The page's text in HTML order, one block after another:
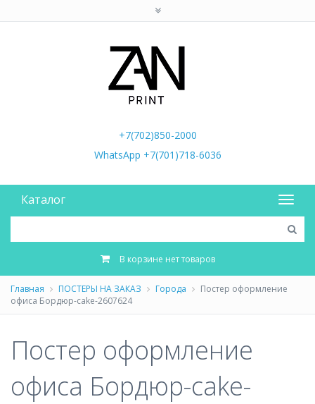
+7(702)850-2000
WhatsApp +7(701)718-6036
Каталог
В корзине нет товаров
Главная ПОСТЕРЫ НА ЗАКАЗ Города
Постер оформление
офиса Бордюр-cake-2607624
Постер оформление
офиса Бордюр-cake-